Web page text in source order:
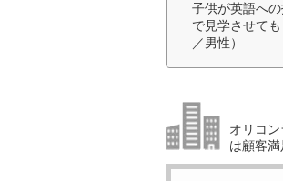
子供が英語へ
で見学させて
／男性）
オリコ
は顧客